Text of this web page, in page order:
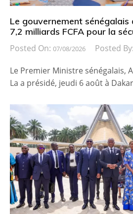
Le gouvernement sénégalais
7,2 milliards FCFA pour la
Posted On: 07/08/2026 Posted By:
Le Premier Ministre sénégalais,
La a présidé, jeudi 6 août à